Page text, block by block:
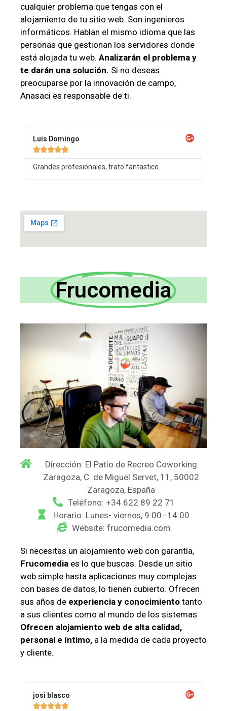
cualquier problema que tengas con el
alojamiento de tu sitio web. Son ingenieros
informáticos. Hablan el mismo idioma que las
personas que gestionan los servidores donde
está alojada tu web. Analizarán el problema y
te darán una solución. Si no deseas
preocuparse por la innovación de campo,
Anasaci es responsable de ti.
Luis Domingo

Grandes profesionales, trato fantastico.
Frucomedia
Dirección: El Patio de Recreo Coworking
Zaragoza, C. de Miguel Servet, 11, 50002
Zaragoza, España
Teléfono: +34 622 89 22 71
Horario: Lunes- viernes, 9:00–14:00
Website: frucomedia.com
Si necesitas un alojamiento web con garantía,
Frucomedia es lo que buscas. Desde un sitio
web simple hasta aplicaciones muy complejas
con bases de datos, lo tienen cubierto. Ofrecen
sus años de experiencia y conocimiento tanto
a sus clientes como al mundo de los sistemas.
Ofrecen alojamiento web de alta calidad,
personal e íntimo, a la medida de cada proyecto
y cliente.
josi blasco
